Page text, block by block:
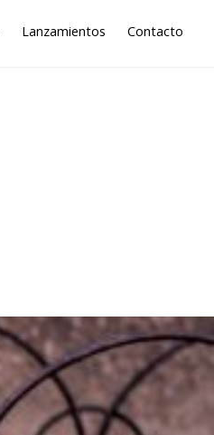
Lanzamientos Contacto